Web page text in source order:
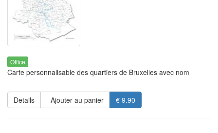
Office
Carte personnalisable des quartiers de Bruxelles avec nom
Details Ajouter au panier € 9.90